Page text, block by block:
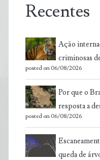
Recentes
Ação
criminosas
posted on 06/08/2026
Por que o
resposta a
posted on 06/08/2026
queda de